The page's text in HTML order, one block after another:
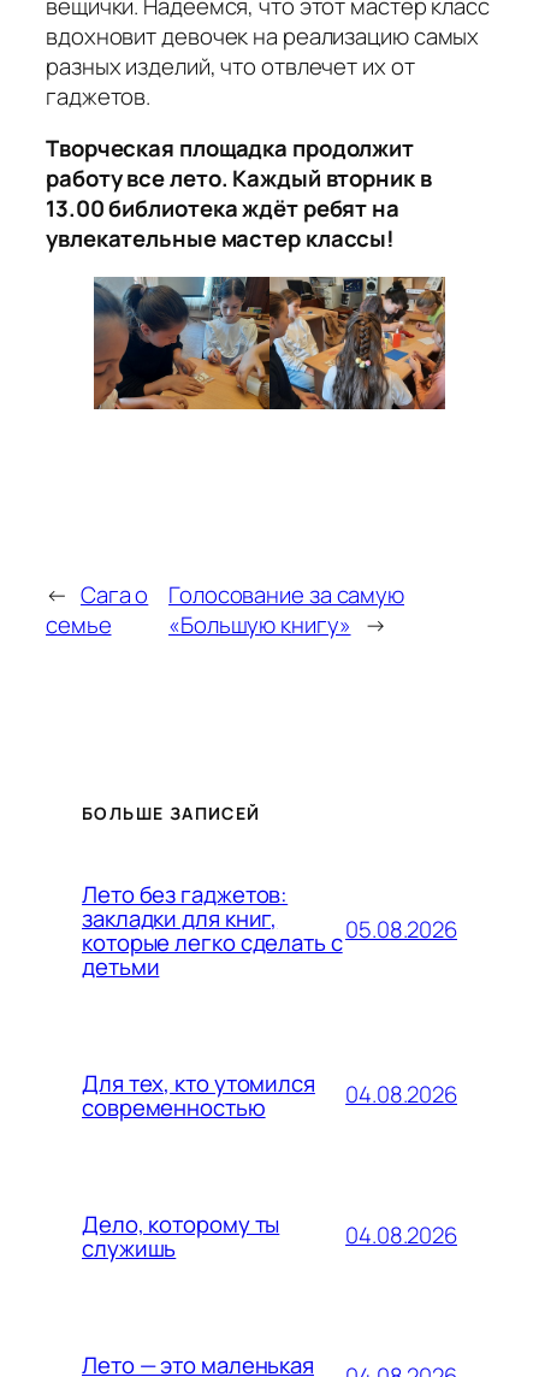
вдохновит девочек на реализацию самых
разных изделий, что отвлечет их от
гаджетов.
Творческая площадка продолжит
работу все лето. Каждый вторник в
13.00 библиотека ждёт ребят на
увлекательные мастер классы!
← Сага о
семье
Голосование за самую
«Большую книгу» →
БОЛЬШЕ ЗАПИСЕЙ
Лето без гаджетов:
закладки для книг,
которые легко сделать с
детьми
05.08.2026
Для тех, кто утомился
современностью 04.08.2026
Дело, которому ты
служишь 04.08.2026
Лето — это маленькая